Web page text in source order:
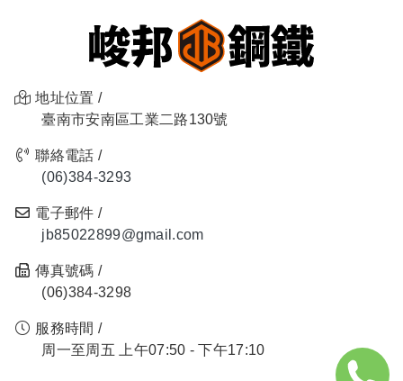
地址位置 /
臺南市安南區工業二路130號
聯絡電話 /
(06)384-3293
電子郵件 /
jb85022899@gmail.com
傳真號碼 /
(06)384-3298
服務時間 /
周一至周五 上午07:50 - 下午17:10